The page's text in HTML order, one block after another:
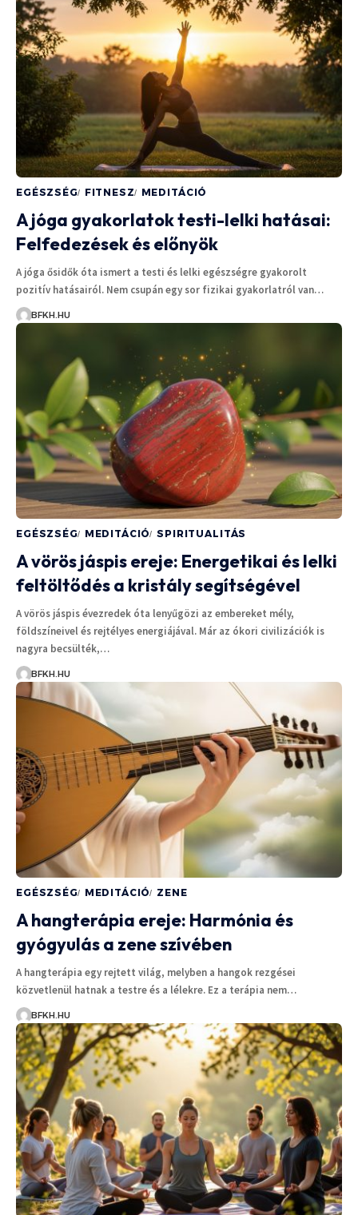
EGÉSZSÉG FITNESZ MEDITÁCIÓ
A jóga gyakorlatok testi-lelki hatásai:
Felfedezések és előnyök
A jóga ősidők óta ismert a testi és lelki egészségre gyakorolt
pozitív hatásairól. Nem csupán egy sor fizikai gyakorlatról van…
BFKH.HU
EGÉSZSÉG MEDITÁCIÓ SPIRITUALITÁS
A vörös jáspis ereje: Energetikai és lelki
feltöltődés a kristály segítségével
A vörös jáspis évezredek óta lenyűgözi az embereket mély,
földszíneivel és rejtélyes energiájával. Már az ókori civilizációk is
nagyra becsülték,…
BFKH.HU
EGÉSZSÉG MEDITÁCIÓ ZENE
A hangterápia ereje: Harmónia és
gyógyulás a zene szívében
A hangterápia egy rejtett világ, melyben a hangok rezgései
közvetlenül hatnak a testre és a lélekre. Ez a terápia nem…
BFKH.HU